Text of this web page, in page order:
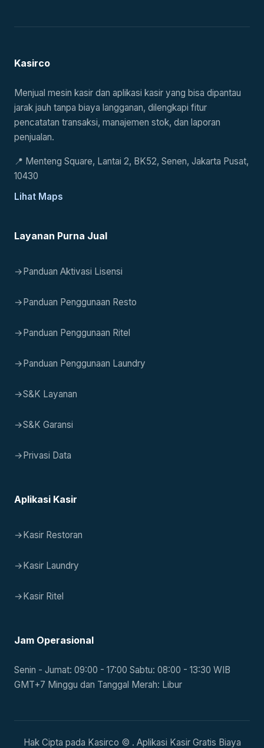
Kasirco
Menjual mesin kasir dan aplikasi kasir yang bisa dipantau
jarak jauh tanpa biaya langganan, dilengkapi fitur
pencatatan transaksi, manajemen stok, dan laporan
penjualan.
📍 Menteng Square, Lantai 2, BK52, Senen, Jakarta Pusat,
10430
Lihat Maps
Layanan Purna Jual
→Panduan Aktivasi Lisensi
→Panduan Penggunaan Resto
→Panduan Penggunaan Ritel
→Panduan Penggunaan Laundry
→S&K Layanan
→S&K Garansi
→Privasi Data
Aplikasi Kasir
→Kasir Restoran
→Kasir Laundry
→Kasir Ritel
Jam Operasional
Senin - Jumat: 09:00 - 17:00 Sabtu: 08:00 - 13:30 WIB
GMT+7 Minggu dan Tanggal Merah: Libur
Hak Cipta pada Kasirco © . Aplikasi Kasir Gratis Biaya